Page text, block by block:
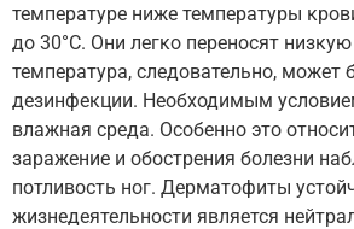
температуре ниже температуры
до 30°С. Они легко переносят
температура, следовательно,
дезинфекции. Необходимым
влажная среда. Особенно это
заражение и обострения болезни
потливость ног. Дерматофиты
жизнедеятельности является